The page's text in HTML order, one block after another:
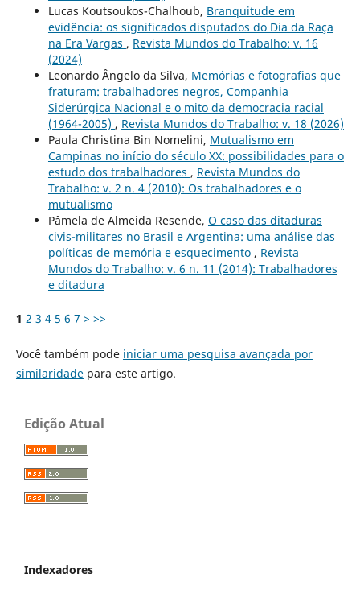
Lucas Koutsoukos-Chalhoub, Branquitude em
evidência: os significados disputados do Dia da Raça
na Era Vargas , Revista Mundos do Trabalho: v. 16
(2024)
Leonardo Ângelo da Silva, Memórias e fotografias que
fraturam: trabalhadores negros, Companhia
Siderúrgica Nacional e o mito da democracia racial
(1964-2005) , Revista Mundos do Trabalho: v. 18 (2026)
Paula Christina Bin Nomelini, Mutualismo em
Campinas no início do século XX: possibilidades para o
estudo dos trabalhadores , Revista Mundos do
Trabalho: v. 2 n. 4 (2010): Os trabalhadores e o
mutualismo
Pâmela de Almeida Resende, O caso das ditaduras
civis-militares no Brasil e Argentina: uma análise das
políticas de memória e esquecimento , Revista
Mundos do Trabalho: v. 6 n. 11 (2014): Trabalhadores
e ditadura
1 2 3 4 5 6 7 > >>
Você também pode iniciar uma pesquisa avançada por
similaridadepara este artigo.
Edição Atual
Indexadores